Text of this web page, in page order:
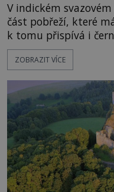
V indickém
část pobřeží, které
k tomu přispívá i
pláž takové netypické
pravdivé historky,
následovat.
Surat. Gu
ZOBRAZIT VÍCE